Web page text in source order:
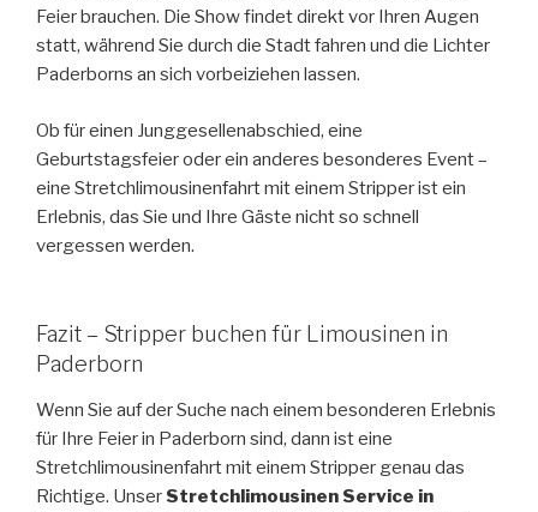
Feier brauchen. Die Show findet direkt vor Ihren Augen
statt, während Sie durch die Stadt fahren und die Lichter
Paderborns an sich vorbeiziehen lassen.
Ob für einen Junggesellenabschied, eine
Geburtstagsfeier oder ein anderes besonderes Event –
eine Stretchlimousinenfahrt mit einem Stripper ist ein
Erlebnis, das Sie und Ihre Gäste nicht so schnell
vergessen werden.
Fazit – Stripper buchen für Limousinen in
Paderborn
Wenn Sie auf der Suche nach einem besonderen Erlebnis
für Ihre Feier in Paderborn sind, dann ist eine
Stretchlimousinenfahrt mit einem Stripper genau das
Richtige. Unser Stretchlimousinen Service in